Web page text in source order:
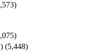
(5,448)